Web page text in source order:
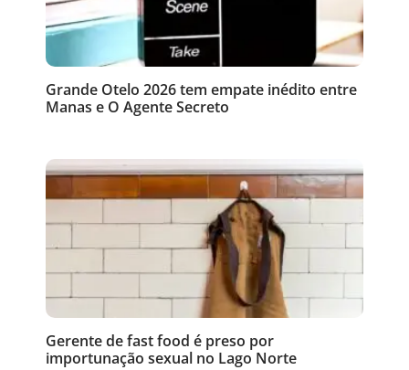
Grande Otelo 2026 tem empate inédito entre
Manas e O Agente Secreto
Gerente de fast food é preso por
importunação sexual no Lago Norte